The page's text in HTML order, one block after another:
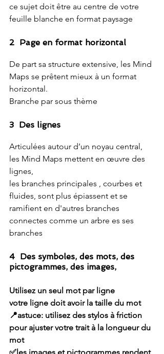
ce sujet doit être au centre de votre
feuille blanche en format paysage
2  Page en format horizontal
De part sa structure extensive, les Mind
Maps se prêtent mieux à un format
horizontal.
Branche par sous thème
3  Des lignes
Articulées autour d’un noyau central,
les Mind Maps mettent en œuvre des
lignes,
les branches principales , courbes et
fluides, sont plus épiassent et se
ramifient en d'autres branches
connectes comme un arbre es ses
branches
4 Des symboles, des mots, des
pictogrammes, des images,
Utilisez un seul mot par ligne
votre ligne doit avoir la taille du mot
📍astuce: utilisez des stylos à friction
pour ajuster votre trait à la longueur du
mot